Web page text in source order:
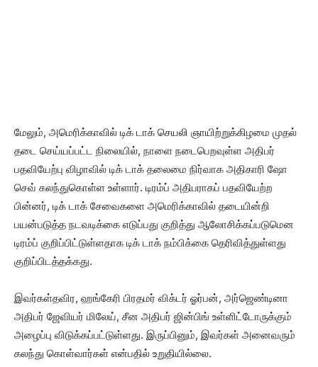
மேலும், அமெரிக்காவில் டிக் டாக் செயலி ஞாயிற்றுக்கிழமை முதல்
தடை செய்யப்பட்ட நிலையில், நாளை நடைபெறவுள்ள அதிபர்
பதவியேற்பு விழாவில் டிக் டாக் தலைமை நிர்வாக அதிகாரி ஷோ
செவ் கலந்துகொள்ள உள்ளார். டிரம்ப் அதிபராகப் பதவியேற்ற
பின்னர், டிக் டாக் சேவைகளை அமெரிக்காவில் தடையின்றி
பயன்படுத்த நடவடிக்கை எடுப்பது குறித்து ஆலோசிக்கப்படுமென
டிரம்ப் குறிப்பிட்டுள்ளதாக டிக் டாக் நம்பிக்கை தெரிவித்துள்ளது
குறிப்பிடத்தக்கது.
இவர்கள்தவிர, ஹங்கேரி பிரதமர் விக்டர் ஓர்பன், அர்ஜெண்டினா
அதிபர் ஜேவியர் மிலேய், சீன அதிபர் ஜின்பிங் உள்ளிட்டோருக்கும்
அழைப்பு விடுக்கப்பட்டுள்ளது. இருப்பினும், இவர்கள் அனைவரும்
கலந்து கொள்வார்கள் என்பதில் உறுதியில்லை.